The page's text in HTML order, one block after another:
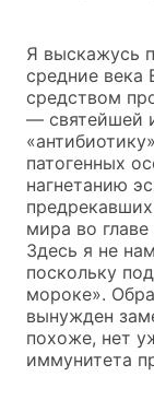
Я выскажусь
средние века
средством
— святейшей
патогенных
нагнетанию
мира во
Здесь я не
поскольку
мороке».
вынужден
похоже, нет
иммунитета